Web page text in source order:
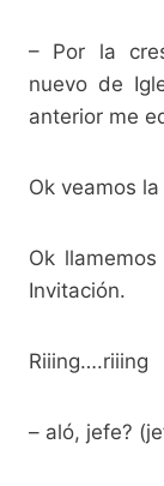
– Por la
nuevo de
anterior me
Ok veamos
Ok
Invitación.
Riiing….riiing
– aló, jefe?